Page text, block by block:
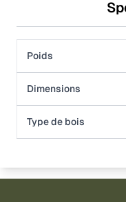
Poids
Dimensions
Type de bois